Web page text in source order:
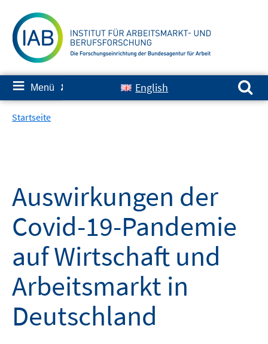
zum
Inhalt
≡ Menü ✘ English
Suchen nach:
Startseite
Auswirkungen der
Covid-19-Pandemie
auf Wirtschaft und
Arbeitsmarkt in
Deutschland